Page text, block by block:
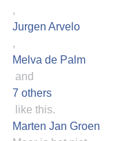
,
Jurgen Arvelo
,
Melva de Palm
and
7 others
like this.
Marten Jan Groen